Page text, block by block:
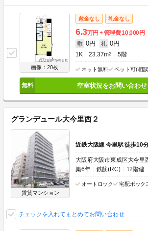
画像：20枚
敷金なし 礼金なし
6.3万円 管理費10,000円
敷 0円 礼 0円
1K 23.37m2 5階
ネット無料 ペット可(相
空室状況をお問い合わせ
グランデュール大今里西２
賃貸マンション
近鉄大阪線 今里駅 徒歩10
大阪府大阪市東成区大今里
築6年
鉄筋(RC) 12階建
オートロック 宅配ボック
チェックを入れてまとめてお問い合わせ